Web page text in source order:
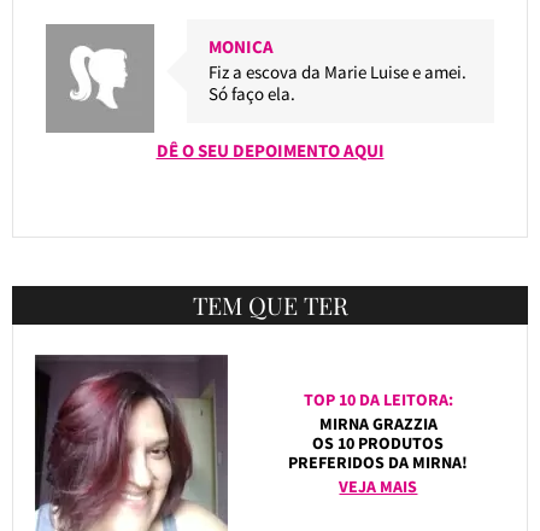
MONICA
Fiz a escova da Marie Luise e amei.
Só faço ela.
DÊ O SEU DEPOIMENTO AQUI
TEM QUE TER
TOP 10 DA LEITORA:
MIRNA GRAZZIA
OS 10 PRODUTOS
PREFERIDOS DA MIRNA!
VEJA MAIS